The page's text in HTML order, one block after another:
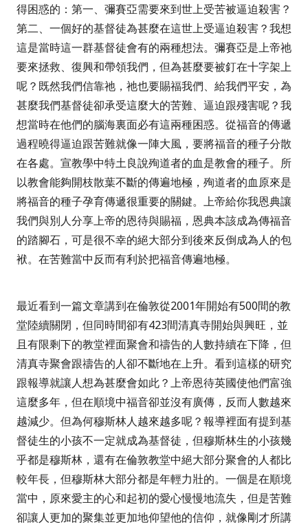
得困惑的：第一、彌賽亞需要來到世上受苦被逼迫殺害？
第二、一個好的基督徒為甚麼在這世上受逼迫殺害？我想
這是當時這一群基督徒會有的兩種想法。彌賽亞是上帝祂
要來拯救、復興和帶領我們，但為甚麼要被釘在十字架上
呢？既然我們信靠祂，祂也要賜福我們、給我們平安，為
甚麼我們基督徒卻承受這麼大的苦難、逼迫跟殘害呢？我
想當時在他們的腦海裏面必有這兩種困惑。從福音的傳遞
過程曉得逼迫跟苦難就像一陣大風，要將福音的種子分散
在各處。宣教學中特土良說殉道者的血是教會的種子。所
以教會能夠開枝散葉不斷的傳遍地極，殉道者的血原來是
將福音的種子孕育傳遞很重要的關鍵。上帝給你我恩典讓
我們與別人分享上帝的恩待與賜福，恩典本該成為傳福音
的踏腳石，可是很不幸的絕大部分到後來反倒成為人的包
袱。在苦難當中反而有利於把福音傳遍地極。
最近看到一篇文章講到在倫敦從2001年開始有500間的教
堂陸續關閉，但同時間卻有423間清真寺開始與興旺，並
且有限剩下的教堂裡面聚會和禱告的人數持續在下降，但
清真寺聚會跟禱告的人卻不斷地在上升。看到這樣的研究
跟報導就讓人想為甚麼會如此？上帝恩待英國使他們富強
這麼多年，但在順境中福音卻並沒有廣傳，反而人數越來
越減少。但為何穆斯林人越來越多呢？報導裡面有提到基
督徒生的小孩不一定就成為基督徒，但穆斯林生的小孩幾
乎都是穆斯林，還有在倫敦教堂中絕大部分聚會的人都比
較年長，但穆斯林大部分都是年輕力壯的。一個是在順境
當中，原來愛主的心和起初的愛心慢慢地流失，但是苦難
卻讓人更加的聚集並更加地仰望他的信仰，就像剛才所講